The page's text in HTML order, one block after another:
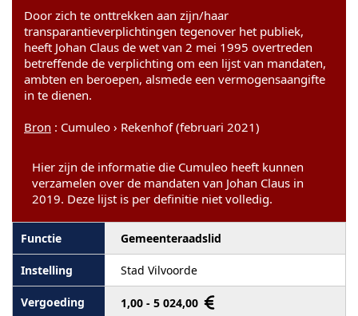
Door zich te onttrekken aan zijn/haar
transparantieverplichtingen tegenover het publiek,
heeft Johan Claus de wet van 2 mei 1995 overtreden
betreffende de verplichting om een lijst van mandaten,
ambten en beroepen, alsmede een vermogensaangifte
in te dienen.
Bron : Cumuleo › Rekenhof (februari 2021)
Hier zijn de informatie die Cumuleo heeft kunnen
verzamelen over de mandaten van Johan Claus in
2019. Deze lijst is per definitie niet volledig.
Gemeenteraadslid
Stad Vilvoorde
1,00 - 5 024,00